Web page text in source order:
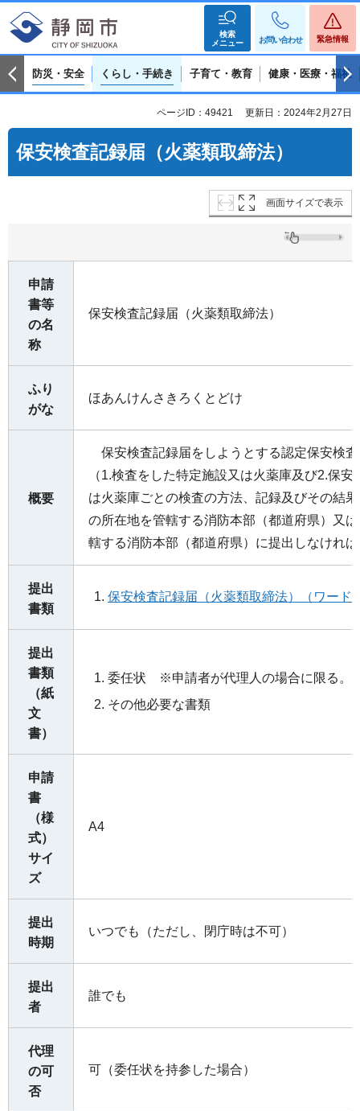
検索
メニュー
お問い合わせ 緊急情報
防災・安全 くらし・手続き 子育て・教育 健康・医療・福祉
ページID：49421 更新日：2024年2月27日
保安検査記録届（火薬類取締法）
画面サイズで表示
申請
書等
の名
称
保安検査記録届（火薬類取締法）
ふり
がな
ほあんけんさきろくとどけ
概要
保安検査記録届をしようとする認定保安検
（1.検査をした特定施設又は火薬庫及び2.保
は火薬庫ごとの検査の方法、記録及びその結
の所在地を管轄する消防本部（都道府県）又
轄する消防本部（都道府県）に提出しなけれ
提出
書類
保安検査記録届（火薬類取締法）（ワード
提出
書類
（紙
文
書）
委任状 ※申請者が代理人の場合に限る。
その他必要な書類
申請
書
（様
式）
サイ
ズ
A4
提出
時期
いつでも（ただし、閉庁時は不可）
提出
者
誰でも
代理
の可
否
可（委任状を持参した場合）